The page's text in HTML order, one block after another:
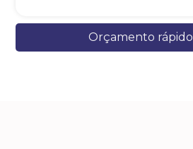
Orçamento rápido